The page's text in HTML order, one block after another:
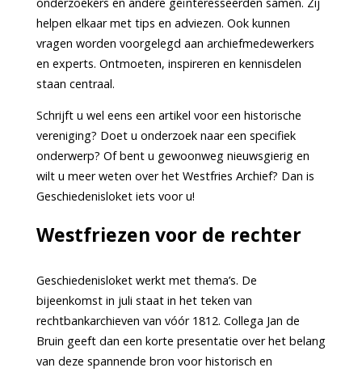
helpen elkaar met tips en adviezen. Ook kunnen
vragen worden voorgelegd aan archiefmedewerkers
en experts. Ontmoeten, inspireren en kennisdelen
staan centraal.
Schrijft u wel eens een artikel voor een historische
vereniging? Doet u onderzoek naar een specifiek
onderwerp? Of bent u gewoonweg nieuwsgierig en
wilt u meer weten over het Westfries Archief? Dan is
Geschiedenisloket iets voor u!
Westfriezen voor de rechter
Geschiedenisloket werkt met thema’s. De
bijeenkomst in juli staat in het teken van
rechtbankarchieven van vóór 1812. Collega Jan de
Bruin geeft dan een korte presentatie over het belang
van deze spannende bron voor historisch en